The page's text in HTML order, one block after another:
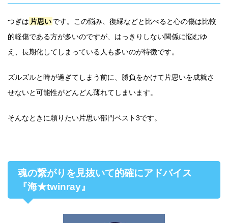
つぎは 片思いです。この悩み、復縁などと比べると心の傷は比較
的軽傷である方が多いのですが、はっきりしない関係に悩むゆ
え、長期化してしまっている人も多いのが特徴です。
ズルズルと時が過ぎてしまう前に、勝負をかけて片思いを成就さ
せないと可能性がどんどん薄れてしまいます。
そんなときに頼りたい片思い部門ベスト3です。
魂の繋がりを見抜いて的確にアドバイス
『海★twinray』